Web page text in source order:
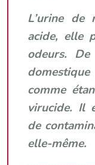
L’urine de
acide, elle
odeurs.
domestique
comme
virucide. Il
de
elle-même.